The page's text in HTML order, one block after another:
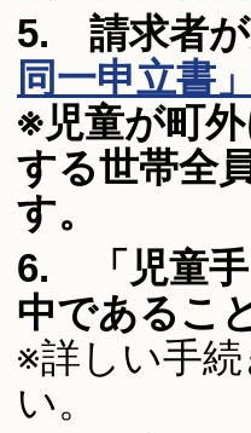
5. 請求者が
同一申立書」
※児童が町外
する世帯全
す。
6. 「児童手
中であるこ
※詳しい手
い。